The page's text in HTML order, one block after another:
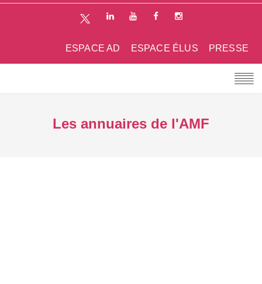
PRESSE
ESPACE ÉLUS
ESPACE AD
Les annuaires de l'AMF